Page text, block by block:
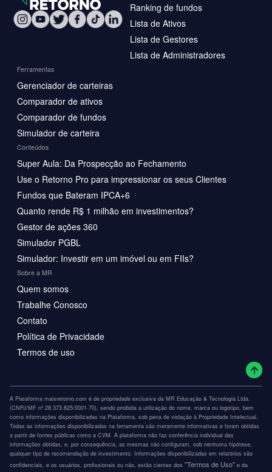
Ranking de fundos
Lista de Ativos
Lista de Gestores
Lista de Administradores
Ferramentas
Gerenciador de carteiras
Comparador de ativos
Comparador de fundos
Simulador de carteira
Conteúdos
Super Aula: Da Prospecção ao Fechamento
Use o Retorno Pro para impressionar os seus Clientes
Fundos que Bateram IPCA+6
Quanto rende R$ 1 milhão em investimentos?
Gestor de ações 360
Simulador PGBL
Simulador: Investir em um imóvel ou em FIIs?
Sobre a MR
Quem somos
Trabalhe Conosco
Contato
Política de Privacidade
Termos de uso
A Plataforma maisretorno.com é de propriedade exclusiva da MR Educação & Tecnologia Ltda.
(CNPJ/MF nº 28.373.825/0001-70), sendo proibida a utilização do nome, marca ou logotipo, bem
como informações disponibilizadas na Plataforma, sob pena de violação à Propriedade Intelectual.
Todas as informações disponibilizadas na ferramenta são meramente informativas e foram obtidas
a partir de fontes públicas como a CVM. A plataforma não faz conferência individual das
informações obtidas, e, por consequência, as mesmas não configuram, sob nenhuma hipótese,
qualquer tipo de recomendação de investimento. Informações disponibilizadas em relatórios são
confidenciais, e os usuários, profissionais ou não, estão cientes dos "Termos de Uso" e da